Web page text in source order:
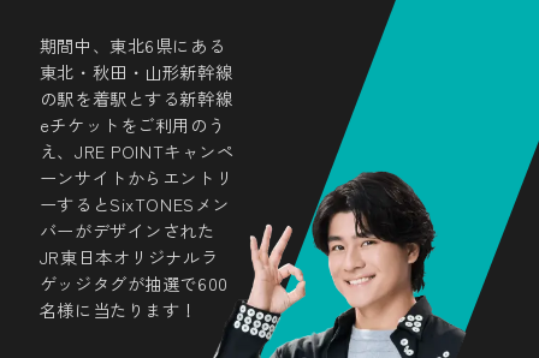
ハッシュタグをつけて
思い出を共有しよう
#EnjoySixTONES_EnjoyShinKANSEN
#SixTONES #ShinKANSEN
#JR東日本 #SixTONES_JR
期間中、東北6県にある
東北・秋田・山形新幹線
の駅を着駅とする新幹線
eチケットをご利用のう
え、JRE POINTキャンペ
ーンサイトからエントリ
ーするとSixTONESメン
バーがデザインされた
JR東日本オリジナルラ
ゲッジタグが抽選で600
名様に当たります！